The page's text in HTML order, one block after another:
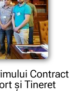
Contract
şi Tineret